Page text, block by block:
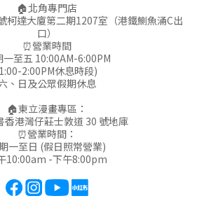
🏠北角專門店
柯達大廈第二期1207室（港鐵鰂魚涌C出
口）
⏰營業時間
一至五 10:00AM-6:00PM
2:00PM休息時段)
、日及公眾假期休息
🏠東立漫畫專區：
香港灣仔莊士敦道 30 號地庫
⏰營業時間：
一至日 (假日照常營業)
10:00am -下午8:00pm